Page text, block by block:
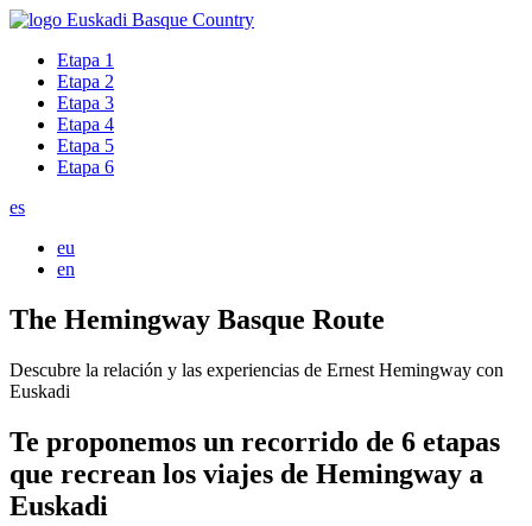
Etapa 1
Etapa 2
Etapa 3
Etapa 4
Etapa 5
Etapa 6
es
eu
en
The Hemingway Basque Route
Descubre la relación y las experiencias de Ernest Hemingway con
Euskadi
Te proponemos un recorrido de 6 etapas
que recrean los viajes de Hemingway a
Euskadi